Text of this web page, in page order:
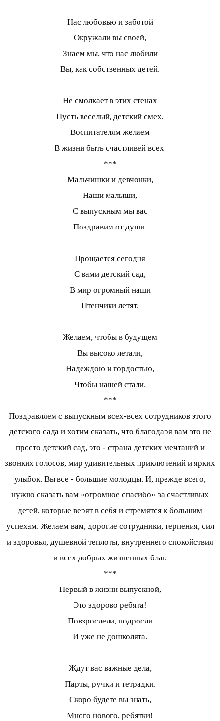
Нас любовью и заботой
Окружали вы своей,
Знаем мы, что нас любили
Вы, как собственных детей.
Не смолкает в этих стенах
Пусть веселый, детский смех,
Воспитателям желаем
В жизни быть счастливей всех.
***
Мальчишки и девчонки,
Наши малыши,
С выпускным мы вас
Поздравим от души.
Прощается сегодня
С вами детский сад,
В мир огромный наши
Птенчики летят.
Желаем, чтобы в будущем
Вы высоко летали,
Надеждою и гордостью,
Чтобы нашей стали.
***
Поздравляем с выпускным всех-всех сотрудников этого
детского сада и хотим сказать, что благодаря вам это не
просто детский сад, это - страна детских мечтаний и
звонких голосов, мир удивительных приключений и ярких
улыбок. Вы все - большие молодцы. И, прежде всего,
нужно сказать вам «огромное спасибо» за счастливых
детей, которые верят в себя и стремятся к большим
успехам. Желаем вам, дорогие сотрудники, терпения, сил
и здоровья, душевной теплоты, внутреннего спокойствия
и всех добрых жизненных благ.
***
Первый в жизни выпускной,
Это здорово ребята!
Повзрослели, подросли
И уже не дошколята.
Ждут вас важные дела,
Парты, ручки и тетрадки.
Скоро будете вы знать,
Много нового, ребятки!